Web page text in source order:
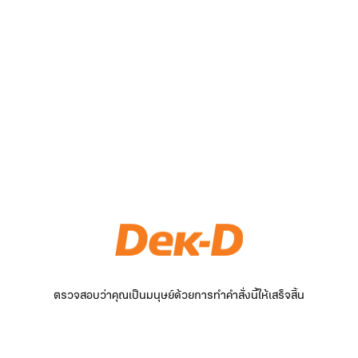
ตรวจสอบว่าคุณเป็นมนุษย์ด้วยการทำคำสั่งนี้ให้เสร็จสิ้น